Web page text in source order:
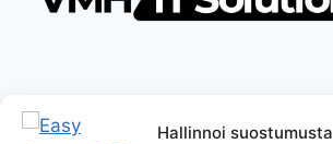
Hallinnoi suostumusta